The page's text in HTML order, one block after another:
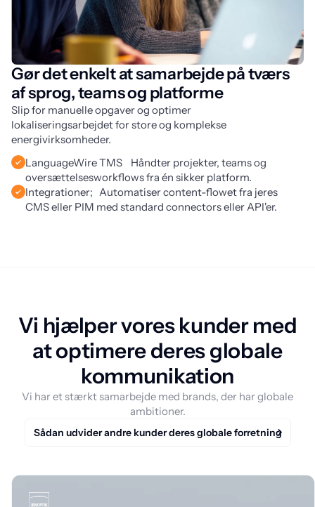
Gør det enkelt at samarbejde på tværs
af sprog, teams og platforme
Slip for manuelle opgaver og optimer
lokaliseringsarbejdet for store og komplekse
energivirksomheder.
LanguageWire TMS Håndter projekter, teams og
oversættelsesworkflows fra én sikker platform.
Integrationer; Automatiser content-flowet fra jeres
CMS eller PIM med standard connectors eller API'er.
Vi hjælper vores kunder med
at optimere deres globale
kommunikation
Vi har et stærkt samarbejde med brands, der har globale
ambitioner.
Sådan udvider andre kunder deres globale forretning